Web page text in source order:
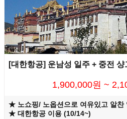
[대한항공] 운남성 일주 + 중전 샹
1,900,000원 ~
★ 노쇼핑/ 노옵션으로 여유있고 알찬
★ 대한항공 이용 (10/14~)